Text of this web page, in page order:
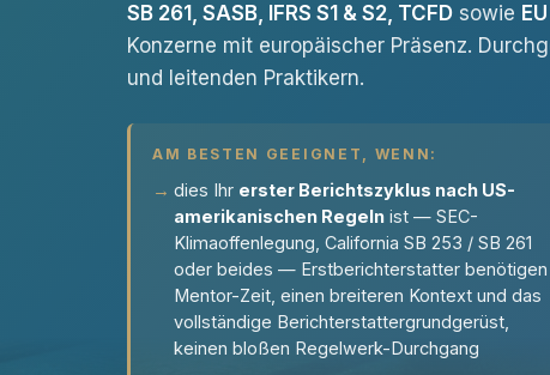
SB 261, SASB, IFRS S1 & S2, TCFD sowie
Konzerne mit europäischer Präsenz.
und leitenden Praktikern.
AM BESTEN GEEIGNET, WENN:
dies Ihr erster Berichtszyklus nach US-
amerikanischen Regeln ist — SEC-
Klimaoffenlegung, California SB 253 / SB 261
oder beides — Erstberichterstatter benötigen
Mentor-Zeit, einen breiteren Kontext und das
vollständige Berichterstattergrundgerüst,
keinen bloßen Regelwerk-Durchgang